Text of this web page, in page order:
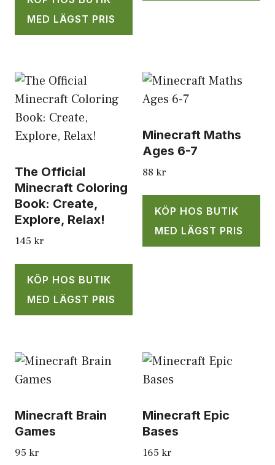
MED LÄGST PRIS
The Official
Minecraft Coloring
Book: Create,
Explore, Relax!
145 kr
KÖP HOS BUTIK
MED LÄGST PRIS
Minecraft Maths
Ages 6-7
88 kr
KÖP HOS BUTIK
MED LÄGST PRIS
Minecraft Brain
Games
95 kr
Minecraft Epic
Bases
165 kr